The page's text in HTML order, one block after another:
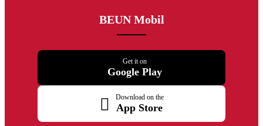
BEUN Mobil
Get it on
Google Play
Download on the
App Store